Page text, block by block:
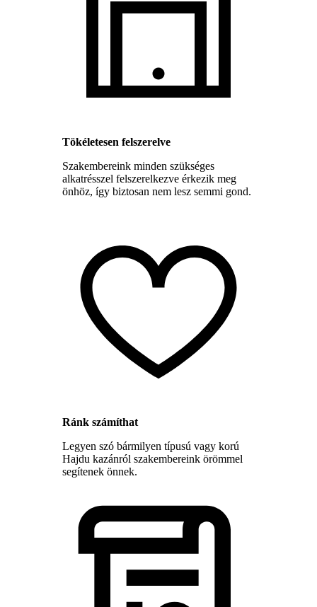
Tökéletesen felszerelve
Szakembereink minden szükséges
alkatrésszel felszerelkezve érkezik meg
önhöz, így biztosan nem lesz semmi gond.
Ránk számíthat
Legyen szó bármilyen típusú vagy korú
Hajdu kazánról szakembereink örömmel
segítenek önnek.